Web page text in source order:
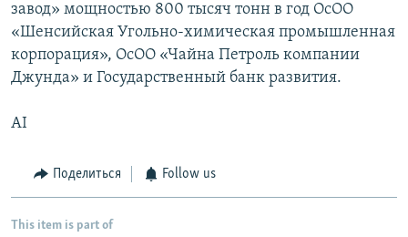
завод» мощностью 800 тысяч тонн в год ОсОО
«Шенсийская Угольно-химическая промышленная
корпорация», ОсОО «Чайна Петроль компании
Джунда» и Государственный банк развития.
AI
Поделиться Follow us
This item is part of